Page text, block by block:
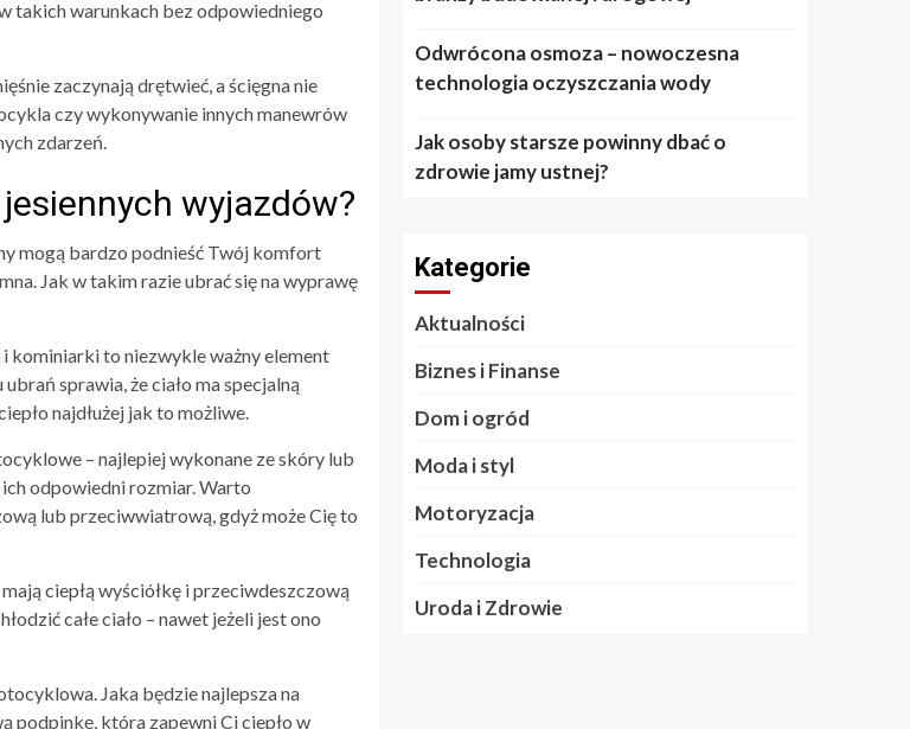
takich warunkach bez odpowiedniego
zaczynają drętwieć, a ścięgna nie
czy wykonywanie innych manewrów
zdarzeń.
wyjazdów?
mogą bardzo podnieść Twój komfort
Jak w takim razie ubrać się na wyprawę
kominiarki to niezwykle ważny element
sprawia, że ciało ma specjalną
najdłużej jak to możliwe.
– najlepiej wykonane ze skóry lub
odpowiedni rozmiar. Warto
lub przeciwwiatrową, gdyż może Cię to
ciepłą wyściółkę i przeciwdeszczową
całe ciało – nawet jeżeli jest ono
Jaka będzie najlepsza na
podpinkę, która zapewni Ci ciepło w
Odwrócona osmoza – nowoczesna
technologia oczyszczania wody
Jak osoby starsze powinny dbać o
zdrowie jamy ustnej?
Kategorie
Aktualności
Biznes i Finanse
Dom i ogród
Moda i styl
Motoryzacja
Technologia
Uroda i Zdrowie